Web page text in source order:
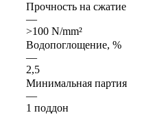
Прочность на сжатие
—
>100 N/mm²
Водопоглощение, %
—
2,5
Минимальная партия
—
1 поддон